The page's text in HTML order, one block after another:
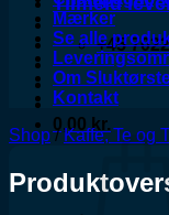
+45
0,00kr.
Mærker
Se alle
Om
Kontakt
Shop / Kaffe, Te og